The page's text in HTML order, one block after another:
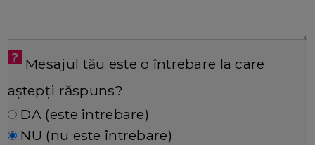
Mesajul tău este o întrebare la care
aștepți răspuns?
DA (este întrebare)
NU (nu este întrebare)